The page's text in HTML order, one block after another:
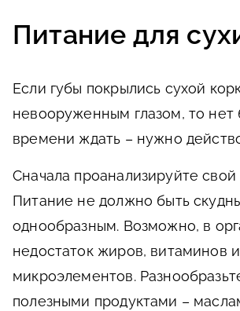
Питание для
Если губы покрылись сухой
невооруженным глазом, то нет
времени ждать – нужно
Сначала проанализируйте свой
Питание не должно быть
однообразным. Возможно, в
недостаток жиров, витаминов и
микроэлементов.
полезными продуктами –